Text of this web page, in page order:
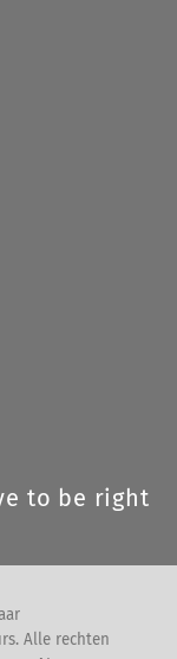
to be right
Alle rechten